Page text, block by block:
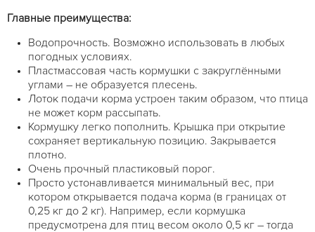
Главные преимущества:
Водопрочность. Возможно использовать в любых
погодных условиях.
Пластмассовая часть кормушки с закруглёнными
углами – не образуется плесень.
Лоток подачи корма устроен таким образом, что птица
не может корм рассыпать.
Кормушку легко пополнить. Крышка при открытие
сохраняет вертикальную позицию. Закрывается
плотно.
Очень прочный пластиковый порог.
Просто устонавливается минимальный вес, при
котором открывается подача корма (в границах от
0,25 кг до 2 кг). Например, если кормушка
предусмотрена для птиц весом около 0,5 кг – тогда